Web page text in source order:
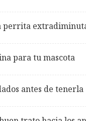
perrita
para tu mascota
antes de tenerla